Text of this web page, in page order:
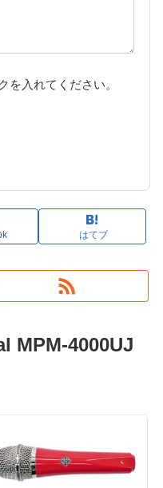
を入れてください。
はてブ
MPM-4000UJ